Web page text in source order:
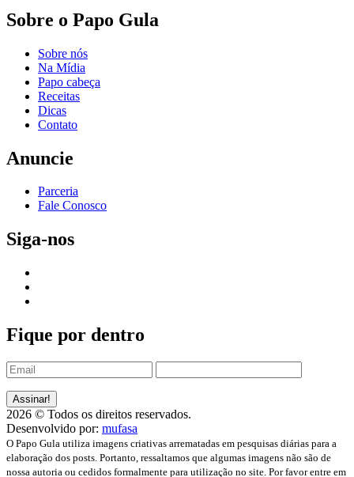
Sobre o Papo Gula
Sobre nós
Na Mídia
Papo cabeça
Receitas
Dicas
Contato
Anuncie
Parceria
Fale Conosco
Siga-nos
Fique por dentro
2026 © Todos os direitos reservados.
Desenvolvido por: mufasa
O Papo Gula utiliza imagens criativas arrematadas em pesquisas diárias para a
elaboração dos posts. Portanto, ressaltamos que algumas imagens não são de
nossa autoria ou cedidos formalmente para utilização no site. Por favor entre em